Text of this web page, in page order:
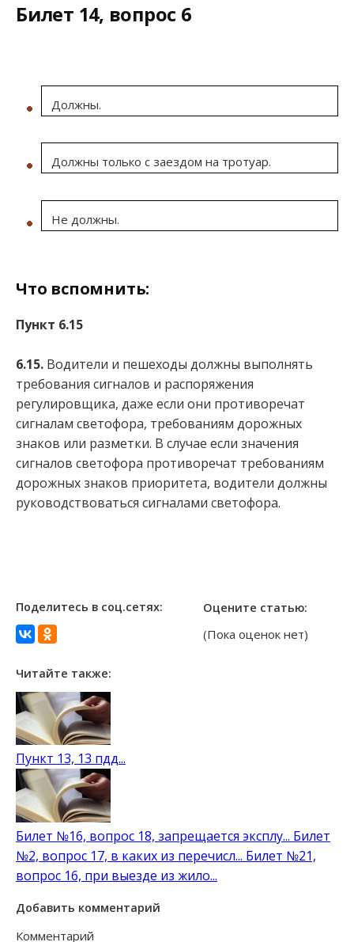
Билет 14, вопрос 6
Должны.
Должны только с заездом на тротуар.
Не должны.
Что вспомнить:
Пункт 6.15
6.15. Водители и пешеходы должны выполнять
требования сигналов и распоряжения
регулировщика, даже если они противоречат
сигналам светофора, требованиям дорожных
знаков или разметки. В случае если значения
сигналов светофора противоречат требованиям
дорожных знаков приоритета, водители должны
руководствоваться сигналами светофора.
Поделитесь в соц.сетях: Оцените статью:
(Пока оценок нет)
Читайте также:
Пункт 13, 13 пдд...
Билет №16, вопрос 18, запрещается эксплу... Билет
№2, вопрос 17, в каких из перечисл... Билет №21,
вопрос 16, при выезде из жило...
Добавить комментарий
Комментарий